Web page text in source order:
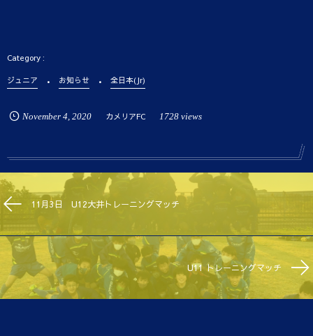
ジュニア お知らせ 全日本(Jr)
November 4, 2020 カメリアFC 1728 views
11月3日 U12大井トレーニングマッチ
U11 トレーニングマッチ